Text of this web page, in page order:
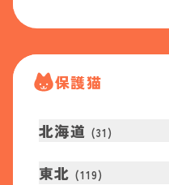
保護猫
北海道 (31 )
東北 (119)